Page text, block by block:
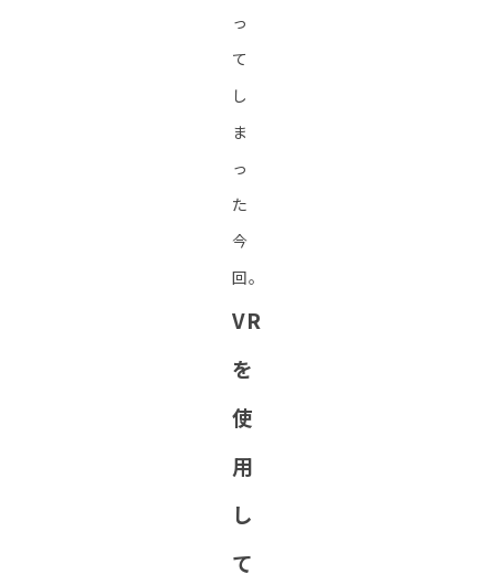
っ
て
し
ま
っ
た
今
回。
VR
を
使
用
し
て